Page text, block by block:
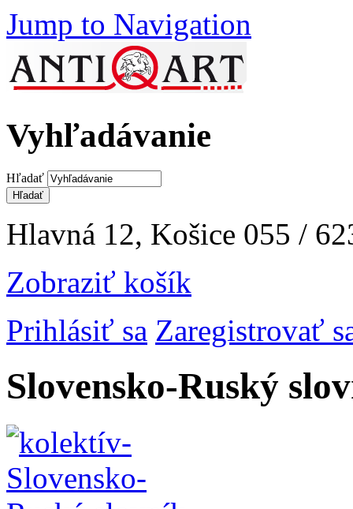
Jump to Navigation
Vyhľadávanie
Hľadať
Hlavná 12, Košice 055 /
Zobraziť košík
Prihlásiť sa Zaregistrovať
Slovensko-Ruský